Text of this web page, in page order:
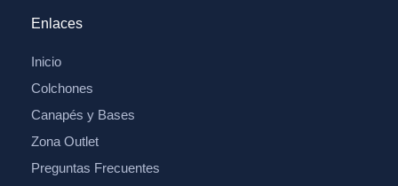
Enlaces
Inicio
Colchones
Canapés y Bases
Zona Outlet
Preguntas Frecuentes